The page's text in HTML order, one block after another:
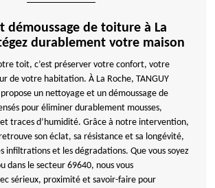
démoussage de toiture à La
durablement votre maison
toit, c’est préserver votre confort, votre
de votre habitation. À La Roche, TANGUY
propose un nettoyage et un démoussage de
pour éliminer durablement mousses,
et traces d’humidité. Grâce à notre intervention,
son éclat, sa résistance et sa longévité,
infiltrations et les dégradations. Que vous soyez
dans le secteur 69640, nous vous
sérieux, proximité et savoir-faire pour